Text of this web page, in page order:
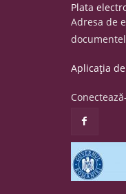
Plata
Adresa de
Aplicația